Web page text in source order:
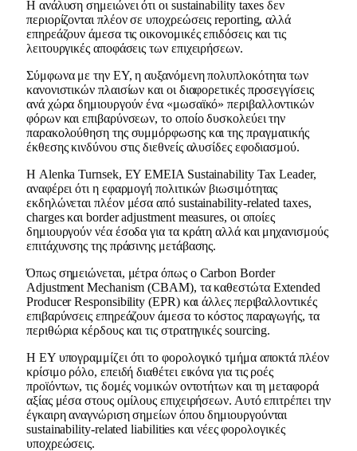
Η ανάλυση σημειώνει ότι οι sustainability taxes δεν
περιορίζονται πλέον σε υποχρεώσεις reporting, αλλά
επηρεάζουν άμεσα τις οικονομικές επιδόσεις και τις
λειτουργικές αποφάσεις των επιχειρήσεων.
Σύμφωνα με την EY, η αυξανόμενη πολυπλοκότητα των
κανονιστικών πλαισίων και οι διαφορετικές προσεγγίσεις
ανά χώρα δημιουργούν ένα «μωσαϊκό» περιβαλλοντικών
φόρων και επιβαρύνσεων, το οποίο δυσκολεύει την
παρακολούθηση της συμμόρφωσης και της πραγματικής
έκθεσης κινδύνου στις διεθνείς αλυσίδες εφοδιασμού.
Η Alenka Turnsek, EY EMEIA Sustainability Tax Leader,
αναφέρει ότι η εφαρμογή πολιτικών βιωσιμότητας
εκδηλώνεται πλέον μέσα από sustainability-related taxes,
charges και border adjustment measures, οι οποίες
δημιουργούν νέα έσοδα για τα κράτη αλλά και μηχανισμούς
επιτάχυνσης της πράσινης μετάβασης.
Όπως σημειώνεται, μέτρα όπως ο Carbon Border
Adjustment Mechanism (CBAM), τα καθεστώτα Extended
Producer Responsibility (EPR) και άλλες περιβαλλοντικές
επιβαρύνσεις επηρεάζουν άμεσα το κόστος παραγωγής, τα
περιθώρια κέρδους και τις στρατηγικές sourcing.
Η EY υπογραμμίζει ότι το φορολογικό τμήμα αποκτά πλέον
κρίσιμο ρόλο, επειδή διαθέτει εικόνα για τις ροές
προϊόντων, τις δομές νομικών οντοτήτων και τη μεταφορά
αξίας μέσα στους ομίλους επιχειρήσεων. Αυτό επιτρέπει την
έγκαιρη αναγνώριση σημείων όπου δημιουργούνται
sustainability-related liabilities και νέες φορολογικές
υποχρεώσεις.